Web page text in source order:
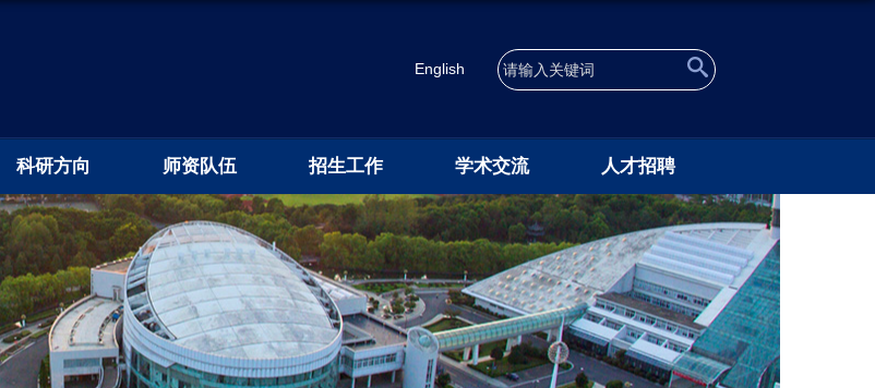
English
科研方向 师资队伍 招生工作 学术交流 人才招聘